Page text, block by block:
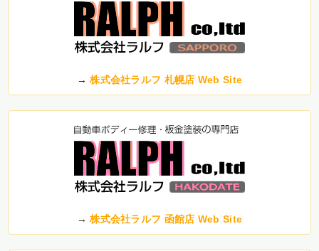
→株式会社ラルフ 札幌店 Web Site
→株式会社ラルフ 函館店 Web Site